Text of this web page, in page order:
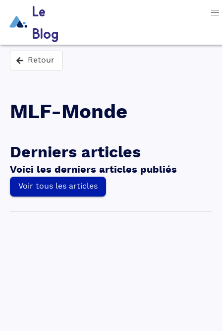
Le
Blog
Retour
MLF-Monde
Derniers articles
Voici les derniers articles publiés
Voir tous les articles